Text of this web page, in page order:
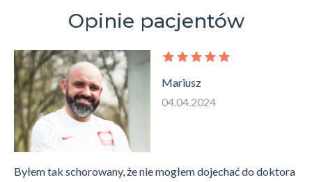
Opinie pacjentów
Mariusz
04.04.2024
Byłem tak schorowany, że nie mogłem dojechać do doktora